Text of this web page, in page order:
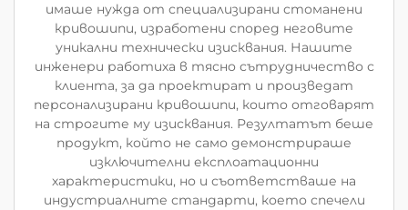
имаше нужда от специализирани стоманени
кривошипи, изработени според неговите
уникални технически изисквания. Нашите
инженери работиха в тясно сътрудничество с
клиента, за да проектират и произведат
персонализирани кривошипи, които отговарят
на строгите му изисквания. Резултатът беше
продукт, който не само демонстрираше
изключителни експлоатационни
характеристики, но и съответстваше на
индустриалните стандарти, което спечели